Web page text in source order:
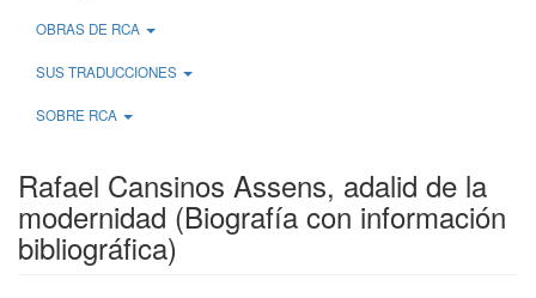
OBRAS DE RCA
SUS TRADUCCIONES
SOBRE RCA
Rafael Cansinos Assens, adalid de la
modernidad (Biografía con información
bibliográfica)